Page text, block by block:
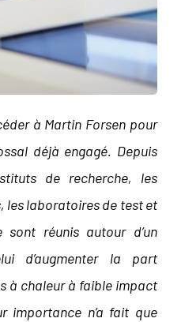
à Martin Forsen pour
déjà engagé. Depuis
de recherche, les
les laboratoires de test et
sont réunis autour d’un
d’augmenter la part
à chaleur à faible impact
importance n’a fait que